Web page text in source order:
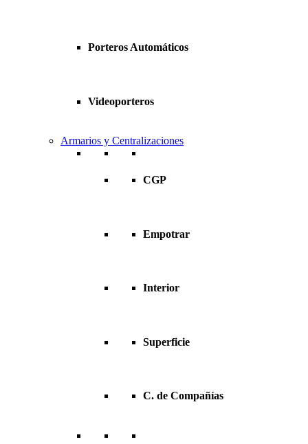
Porteros Automáticos
Videoporteros
Armarios y Centralizaciones
CGP
Empotrar
Interior
Superficie
C. de Compañías